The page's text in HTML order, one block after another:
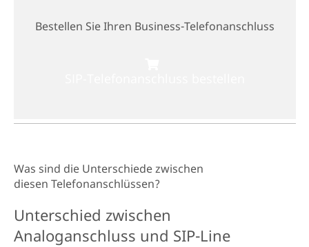
Bestellen Sie Ihren Business-Telefonanschluss
Was sind die Unterschiede zwischen
diesen Telefonanschlüssen?
Unterschied zwischen
Analoganschluss und SIP-Line